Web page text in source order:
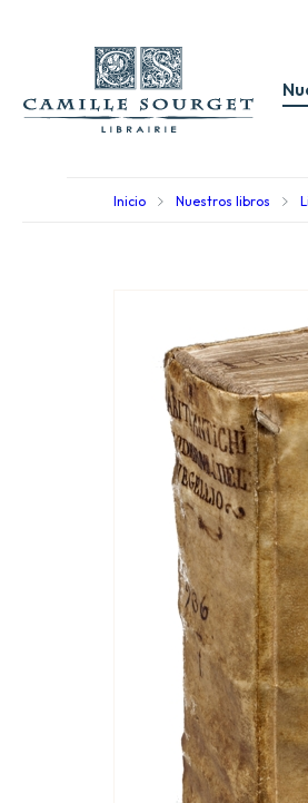
Inicio Nuestros libros